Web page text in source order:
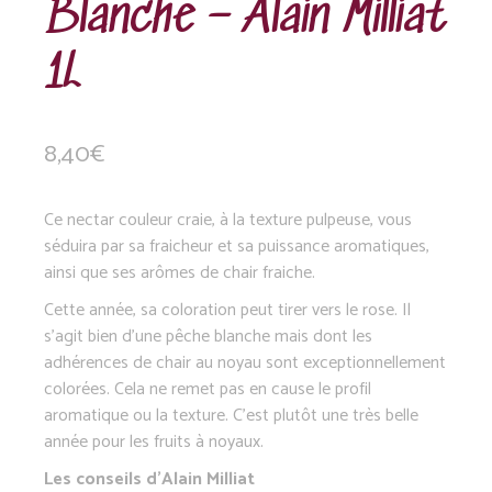
Blanche – Alain Milliat
1L
8,40€
Ce nectar couleur craie, à la texture pulpeuse, vous
séduira par sa fraicheur et sa puissance aromatiques,
ainsi que ses arômes de chair fraiche.
Cette année, sa coloration peut tirer vers le rose. Il
s’agit bien d’une pêche blanche mais dont les
adhérences de chair au noyau sont exceptionnellement
colorées. Cela ne remet pas en cause le profil
aromatique ou la texture. C’est plutôt une très belle
année pour les fruits à noyaux.
Les conseils d’Alain Milliat